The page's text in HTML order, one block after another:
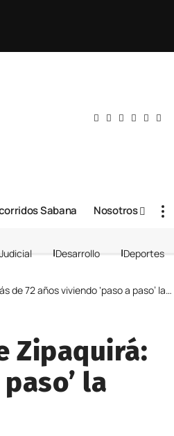
Sabana Nosotros
Judicial Desarrollo Deportes
viviendo ‘paso a paso’ la Semana Santa
Zipaquirá:
la